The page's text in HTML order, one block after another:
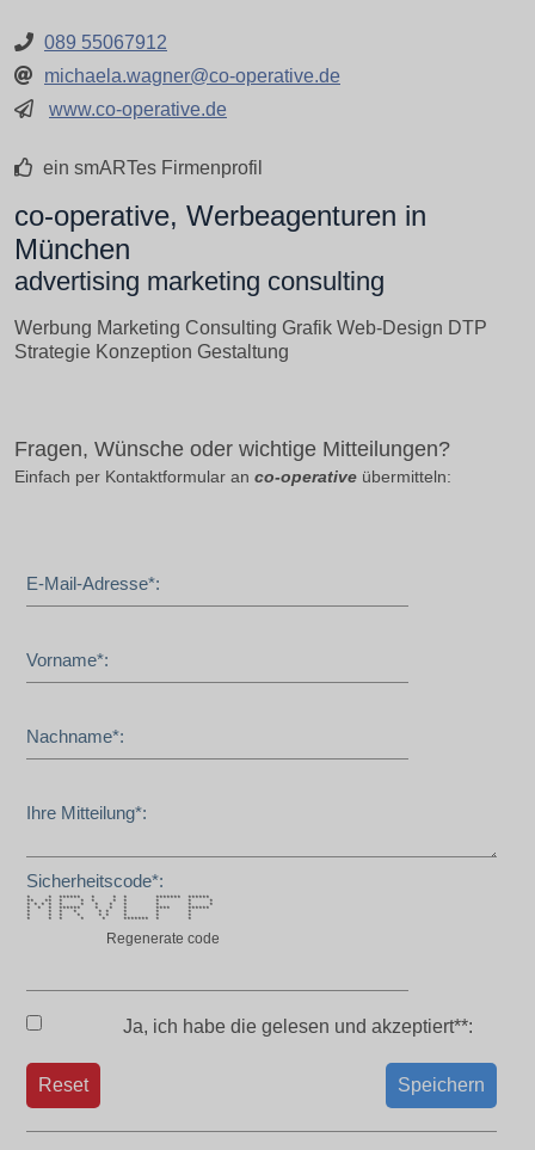
089 55067912
michaela.wagner@co-operative.de
www.co-operative.de
ein smARTes Firmenprofil
co-operative, Werbeagenturen in
München
advertising marketing consulting
Werbung Marketing Consulting Grafik Web-Design DTP
Strategie Konzeption Gestaltung
Fragen, Wünsche oder wichtige Mitteilungen?
Einfach per Kontaktformular an co-operative übermitteln:
E-Mail-Adresse*:
Vorname*:
Nachname*:
Ihre Mitteilung*:
Sicherheitscode*:
* * ****** * * * ******* ******
** ** * * * * * * * *
* * * * * * * * * * * *
* * * ****** * * * **** ******
* * * * * * * * *
* * * * * * * * *
* * * * * ******* * *
Regenerate code
Ja, ich habe die gelesen und akzeptiert**:
Speichern
Reset